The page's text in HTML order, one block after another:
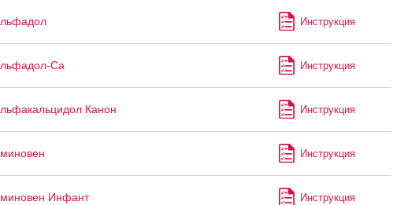
Инструкция
Са Инструкция
Канон Инструкция
Инструкция
Инфант Инструкция